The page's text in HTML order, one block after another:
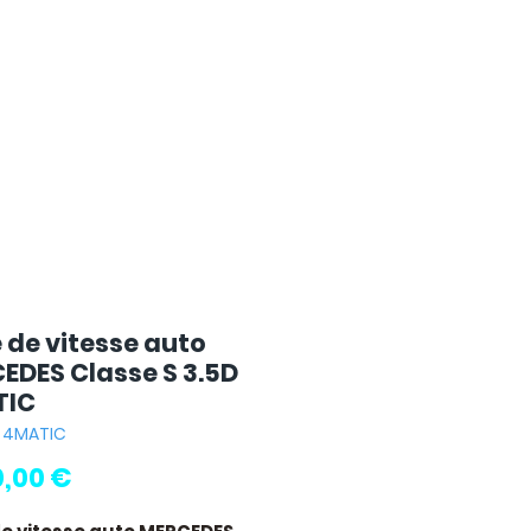
de vitesse auto
Classe S 3.5D
€